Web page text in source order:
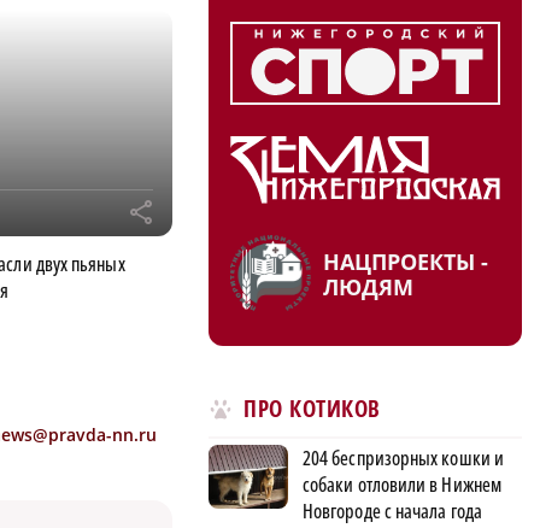
r
двух пьяных
nn.ru
НАЦПРОЕКТЫ -
ЛЮДЯМ
ПРО КОТИКОВ
204 беспризорных кошки и
собаки отловили в Нижнем
Новгороде с начала года